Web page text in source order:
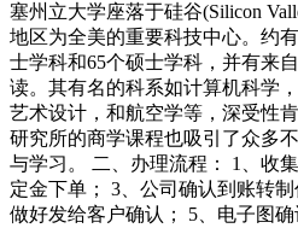
塞州立大学座落于硅谷(Silicon
地区为全美的重要科技中心。约
士学科和65个硕士学科，并有来
读。其有名的科系如计算机科学
艺术设计，和航空学等，深受性
研究所的商学课程也吸引了众多
与学习。 二、办理流程： 1、收
定金下单； 3、公司确认到账转
做好发给客户确认； 5、电子图确